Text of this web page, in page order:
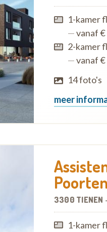
1-kamer
—vanaf
2-kamer
—vanaf
14 foto's
meer
Poorten
3300 TIENEN
1-kamer